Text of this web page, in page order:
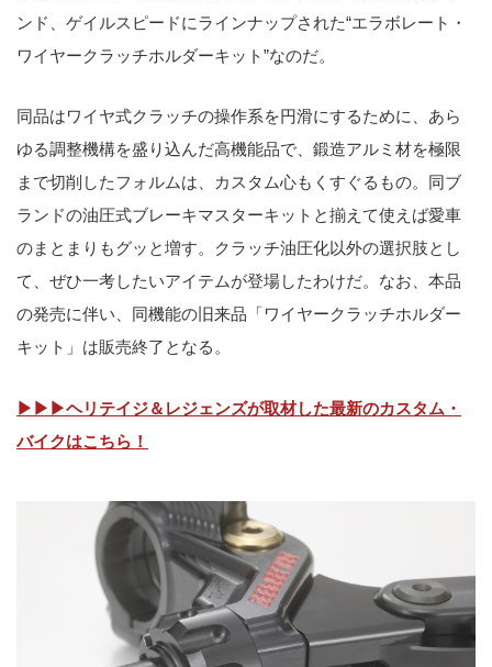
ンド、ゲイルスピードにラインナップされた“エラボレート・
ワイヤークラッチホルダーキット”なのだ。
同品はワイヤ式クラッチの操作系を円滑にするために、あら
ゆる調整機構を盛り込んだ高機能品で、鍛造アルミ材を極限
まで切削したフォルムは、カスタム心もくすぐるもの。同ブ
ランドの油圧式ブレーキマスターキットと揃えて使えば愛車
のまとまりもグッと増す。クラッチ油圧化以外の選択肢とし
て、ぜひ一考したいアイテムが登場したわけだ。なお、本品
の発売に伴い、同機能の旧来品「ワイヤークラッチホルダー
キット」は販売終了となる。
▶▶▶ヘリテイジ＆レジェンズが取材した最新のカスタム・
バイクはこちら！